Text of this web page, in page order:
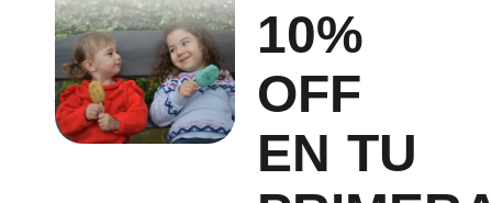
10%
OFF
EN TU